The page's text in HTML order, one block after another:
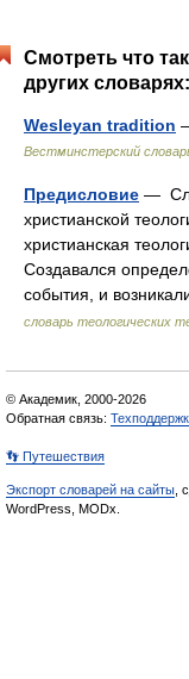
Смотреть что
других словарях:
Wesleyan tradition
Вестминстерский
Предисловие —
христианской
христианская
Создавался
события, и
словарь теологических
© Академик, 2000-2026
Обратная связь:
👣 Путешествия
Экспорт словарей на сайты ,
WordPress, MODx.